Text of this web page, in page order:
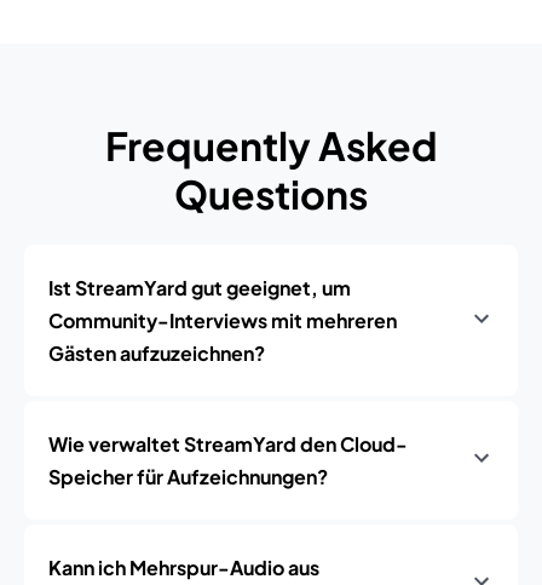
Frequently Asked
Questions
Ist StreamYard gut geeignet, um
Community-Interviews mit mehreren
Gästen aufzuzeichnen?
Wie verwaltet StreamYard den Cloud-
Speicher für Aufzeichnungen?
Kann ich Mehrspur-Audio aus